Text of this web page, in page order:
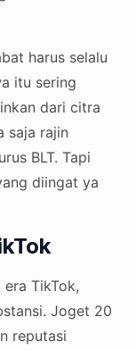
harus selalu
itu sering
dari citra
saja rajin
BLT. Tapi
diingat ya
TikTok,
Joget 20
reputasi